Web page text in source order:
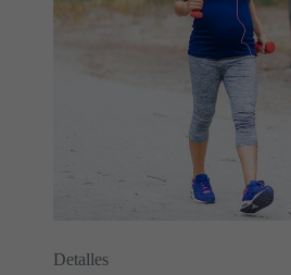
Detalles